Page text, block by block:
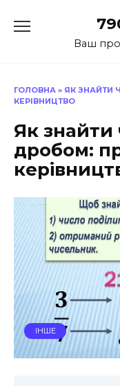
до
Ваш
ГОЛОВНА » ЯК ЗНАЙТИ
КЕРІВНИЦТВО
Як знайти
дробом:
ІНШЕ